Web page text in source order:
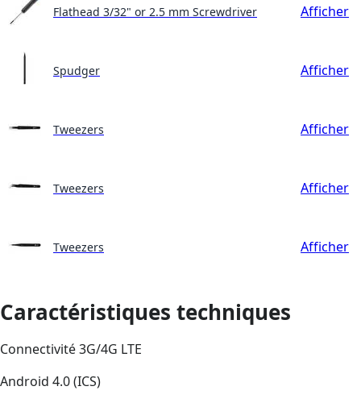
Flathead 3/32" or 2.5 mm Screwdriver Afficher
Spudger Afficher
Tweezers Afficher
Tweezers Afficher
Tweezers Afficher
Caractéristiques techniques
Connectivité 3G/4G LTE
Android 4.0 (ICS)